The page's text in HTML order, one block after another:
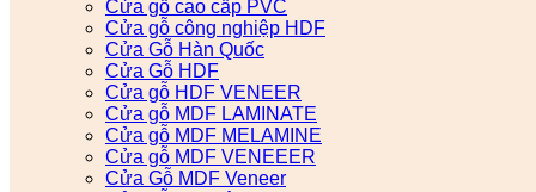
Cửa gỗ cao cấp PVC
Cửa gỗ công nghiệp HDF
Cửa Gỗ Hàn Quốc
Cửa Gỗ HDF
Cửa gỗ HDF VENEER
Cửa gỗ MDF LAMINATE
Cửa gỗ MDF MELAMINE
Cửa gỗ MDF VENEEER
Cửa Gỗ MDF Veneer